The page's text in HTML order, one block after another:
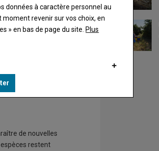
de nouvelles
restent
données à caractère personnel au
revenir sur vos choix, en
» en bas de page du site.Plus